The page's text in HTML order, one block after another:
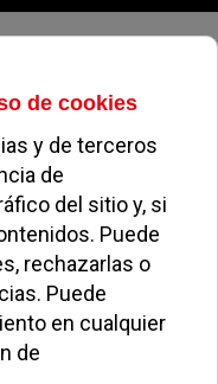
2026
despide